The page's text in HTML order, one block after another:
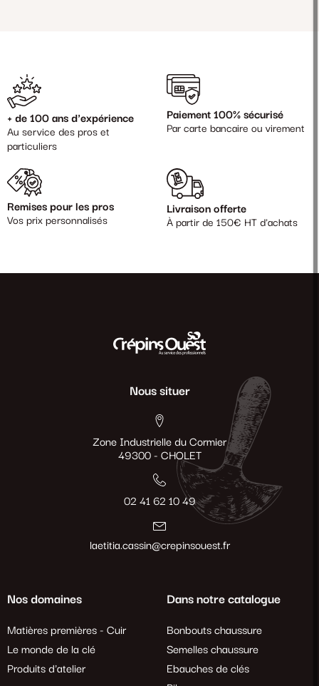
+ de 100 ans d'expérience
Au service des pros et
particuliers
Paiement 100% sécurisé
Par carte bancaire ou virement
Remises pour les pros
Vos prix personnalisés
Livraison offerte
À partir de 150€ HT d'achats
Nous situer
Zone Industrielle du Cormier
49300 - CHOLET
02 41 62 10 49
laetitia.cassin@crepinsouest.fr
Nos domaines
Matières premières - Cuir
Le monde de la clé
Produits d'atelier
Dans notre catalogue
Bonbouts chaussure
Semelles chaussure
Ebauches de clés